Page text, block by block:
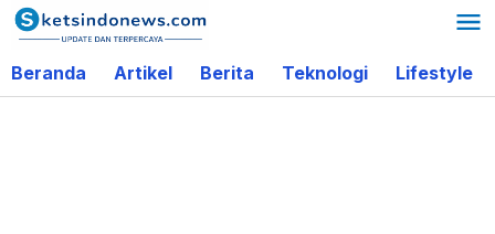
Lewati
ke
konten
Beranda Artikel Berita Teknologi Lifestyle